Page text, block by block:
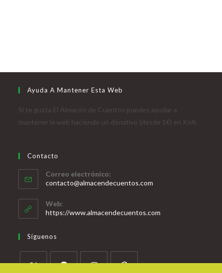
Ayuda A Mantener Esta Web
Si te gusta El Almacén de Cuentos puedes ayudar a
mantener la web haciendo un donativo (desde 1€) en Kofi.
Contacto
Correo electrónico:
contacto@almacendecuentos.com
Web:
https://www.almacendecuentos.com
Síguenos